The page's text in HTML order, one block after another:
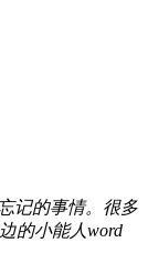
记的事情。很多
的小能人word